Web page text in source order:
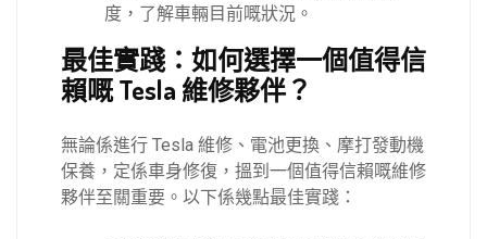
度，了解車輛目前嘅狀況。
最佳實踐：如何選擇一個值得信
賴嘅 Tesla 維修夥伴？
無論係進行 Tesla 維修、電池更換、摩打發動機
保養，定係車身修復，搵到一個值得信賴嘅維修
夥伴至關重要。以下係幾點最佳實踐：